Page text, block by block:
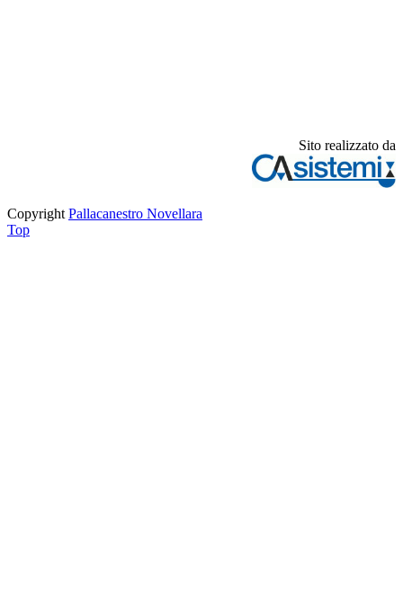
Sito realizzato da
Copyright Pallacanestro Novellara
Top